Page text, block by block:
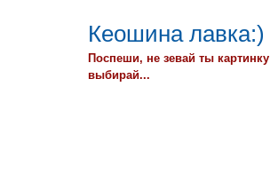
Кеошина лавка:)
Поспеши, не зевай ты картинку
выбирай...